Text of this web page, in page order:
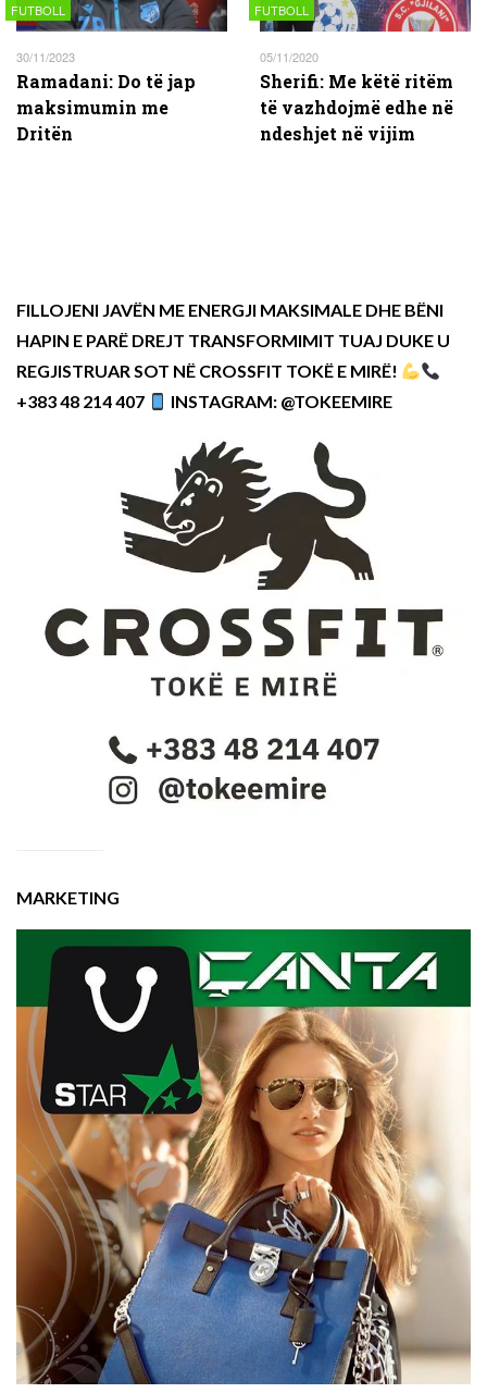
FUTBOLL
30/11/2023
Ramadani: Do të jap
maksimumin me
Dritën
FUTBOLL
05/11/2020
Sherifi: Me këtë ritëm
të vazhdojmë edhe në
ndeshjet në vijim
FILLOJENI JAVËN ME ENERGJI MAKSIMALE DHE BËNI
HAPIN E PARË DREJT TRANSFORMIMIT TUAJ DUKE U
REGJISTRUAR SOT NË CROSSFIT TOKË E MIRË!
+383 48 214 407
INSTAGRAM: @TOKEEMIRE
MARKETING